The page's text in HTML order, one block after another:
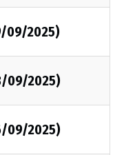
09/2025)
09/2025)
09/2025)